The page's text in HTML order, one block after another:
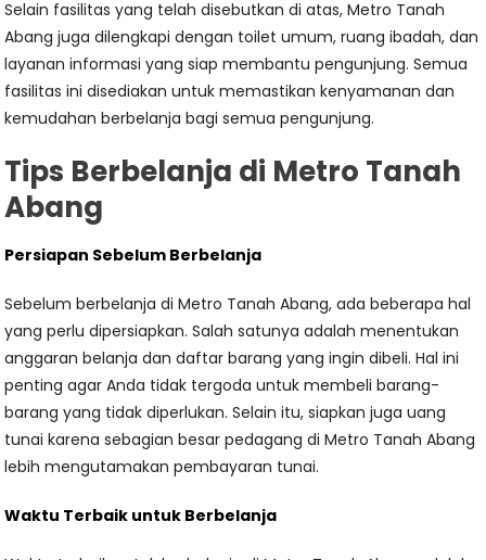
Selain fasilitas yang telah disebutkan di atas, Metro Tanah
Abang juga dilengkapi dengan toilet umum, ruang ibadah, dan
layanan informasi yang siap membantu pengunjung. Semua
fasilitas ini disediakan untuk memastikan kenyamanan dan
kemudahan berbelanja bagi semua pengunjung.
Tips Berbelanja di Metro Tanah
Abang
Persiapan Sebelum Berbelanja
Sebelum berbelanja di Metro Tanah Abang, ada beberapa hal
yang perlu dipersiapkan. Salah satunya adalah menentukan
anggaran belanja dan daftar barang yang ingin dibeli. Hal ini
penting agar Anda tidak tergoda untuk membeli barang-
barang yang tidak diperlukan. Selain itu, siapkan juga uang
tunai karena sebagian besar pedagang di Metro Tanah Abang
lebih mengutamakan pembayaran tunai.
Waktu Terbaik untuk Berbelanja